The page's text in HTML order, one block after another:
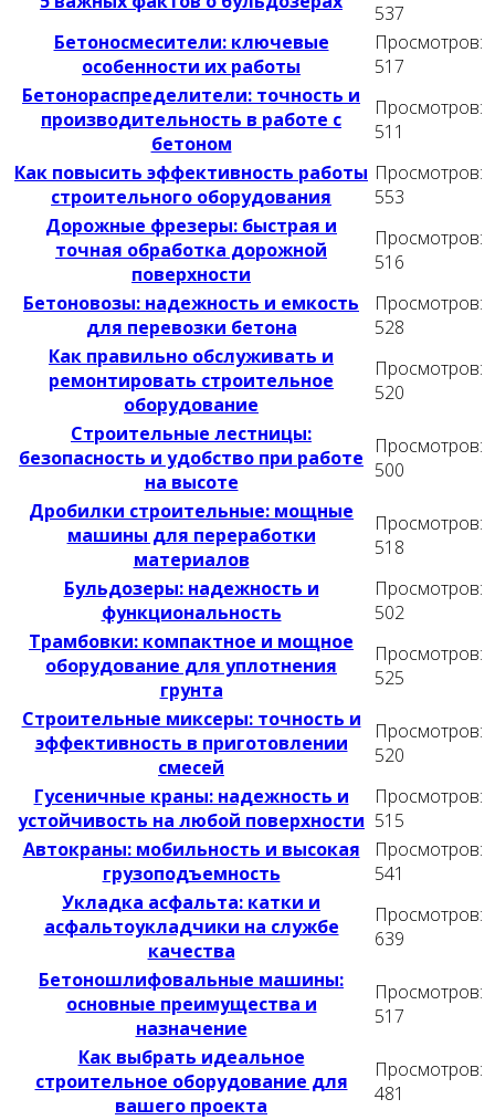
537
Бетоносмесители: ключевые
особенности их работы
Просмотров:
517
Бетонораспределители: точность и
производительность в работе с
бетоном
Просмотров:
511
Как повысить эффективность работы
строительного оборудования
Просмотров:
553
Дорожные фрезеры: быстрая и
точная обработка дорожной
поверхности
Просмотров:
516
Бетоновозы: надежность и емкость
для перевозки бетона
Просмотров:
528
Как правильно обслуживать и
ремонтировать строительное
оборудование
Просмотров:
520
Строительные лестницы:
безопасность и удобство при работе
на высоте
Просмотров:
500
Дробилки строительные: мощные
машины для переработки
материалов
Просмотров:
518
Бульдозеры: надежность и
функциональность
Просмотров:
502
Трамбовки: компактное и мощное
оборудование для уплотнения
грунта
Просмотров:
525
Строительные миксеры: точность и
эффективность в приготовлении
смесей
Просмотров:
520
Гусеничные краны: надежность и
устойчивость на любой поверхности
Просмотров:
515
Автокраны: мобильность и высокая
грузоподъемность
Просмотров:
541
Укладка асфальта: катки и
асфальтоукладчики на службе
качества
Просмотров:
639
Бетоношлифовальные машины:
основные преимущества и
назначение
Просмотров:
517
Как выбрать идеальное
строительное оборудование для
вашего проекта
Просмотров:
481